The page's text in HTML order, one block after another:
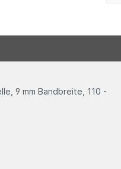
9 mm Bandbreite, 110 -